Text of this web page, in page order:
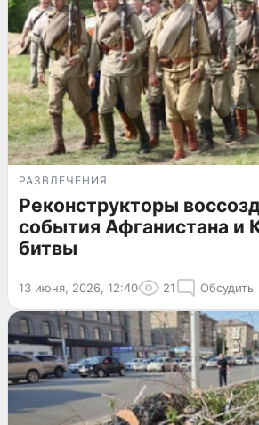
РАЗВЛЕЧЕНИЯ
Реконструкторы
события Афганистана и
битвы
13 июня, 2026, 12:40 21 Обсудить